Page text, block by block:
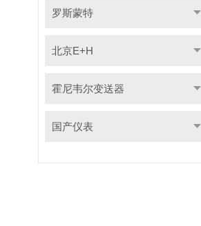
罗斯蒙特
北京E+H
霍尼韦尔变送器
国产仪表